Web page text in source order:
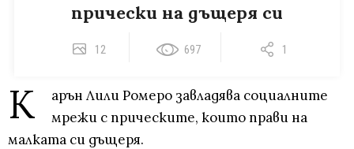
прически на дъщеря си
12 697 1
К
арън Лили Ромеро завладява социалните
мрежи с прическите, които прави на
малката си дъщеря.